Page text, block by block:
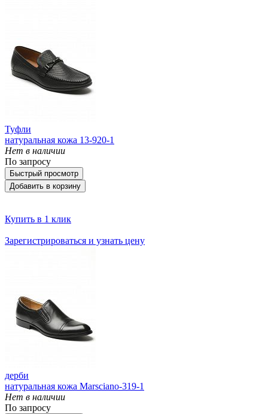
Туфли
натуральная кожа 13-920-1
Нет в наличии
По запросу
Быстрый просмотр
Добавить в корзину
Купить в 1 клик
Зарегистрироваться и узнать цену
дерби
натуральная кожа Marsciano-319-1
Нет в наличии
По запросу